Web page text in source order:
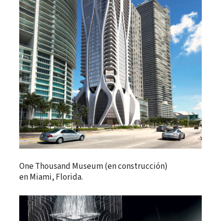
One Thousand Museum (en construcción)
en Miami, Florida.